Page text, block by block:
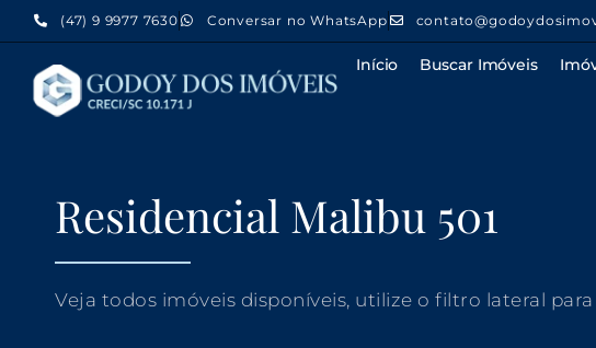
(47) 9 9977 7630 Conversar no WhatsApp
Início Buscar Imóveis
Residencial Malibu 501
Veja todos imóveis disponíveis, utilize o filtro lateral